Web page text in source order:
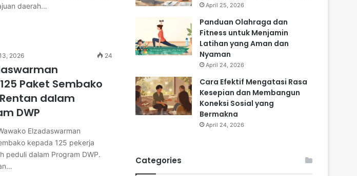
daerah…
2026 24
Paket Sembako
dalam
DWP
Elzadaswarman
kepada 125 pekerja
peduli dalam Program DWP.
April 25, 2026
Panduan Olahraga dan
Fitness untuk Menjamin
Latihan yang Aman dan
Nyaman
April 24, 2026
Cara Efektif Mengatasi Rasa
Kesepian dan Membangun
Koneksi Sosial yang
Bermakna
April 24, 2026
Categories